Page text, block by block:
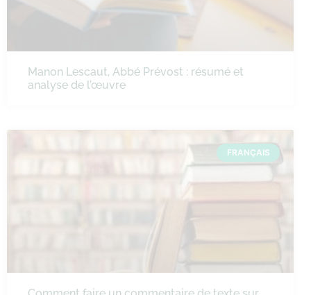
Manon Lescaut, Abbé Prévost : résumé et
analyse de l’œuvre
FRANÇAIS